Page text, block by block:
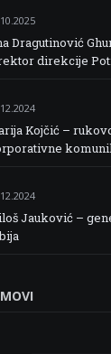
Dragutinović
direkcije
Kojčić –
Jauković –